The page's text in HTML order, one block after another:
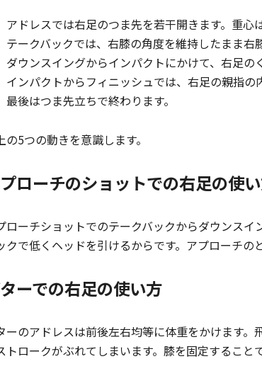
アドレスでは右足のつま先を若干開きます。重心
テークバックでは、右膝の角度を維持したまま右
ダウンスイングからインパクトにかけて、右足の
インパクトからフィニッシュでは、右足の親指の
最後はつま先立ちで終わります。
の5つの動きを意識します。
ローチのショットでの右足の使
ローチショットでのテークバックからダウンス
クで低くヘッドを引けるからです。アプローチの
ーでの右足の使い方
ーのアドレスは前後左右均等に体重をかけます
トロークがぶれてしまいます。膝を固定すること